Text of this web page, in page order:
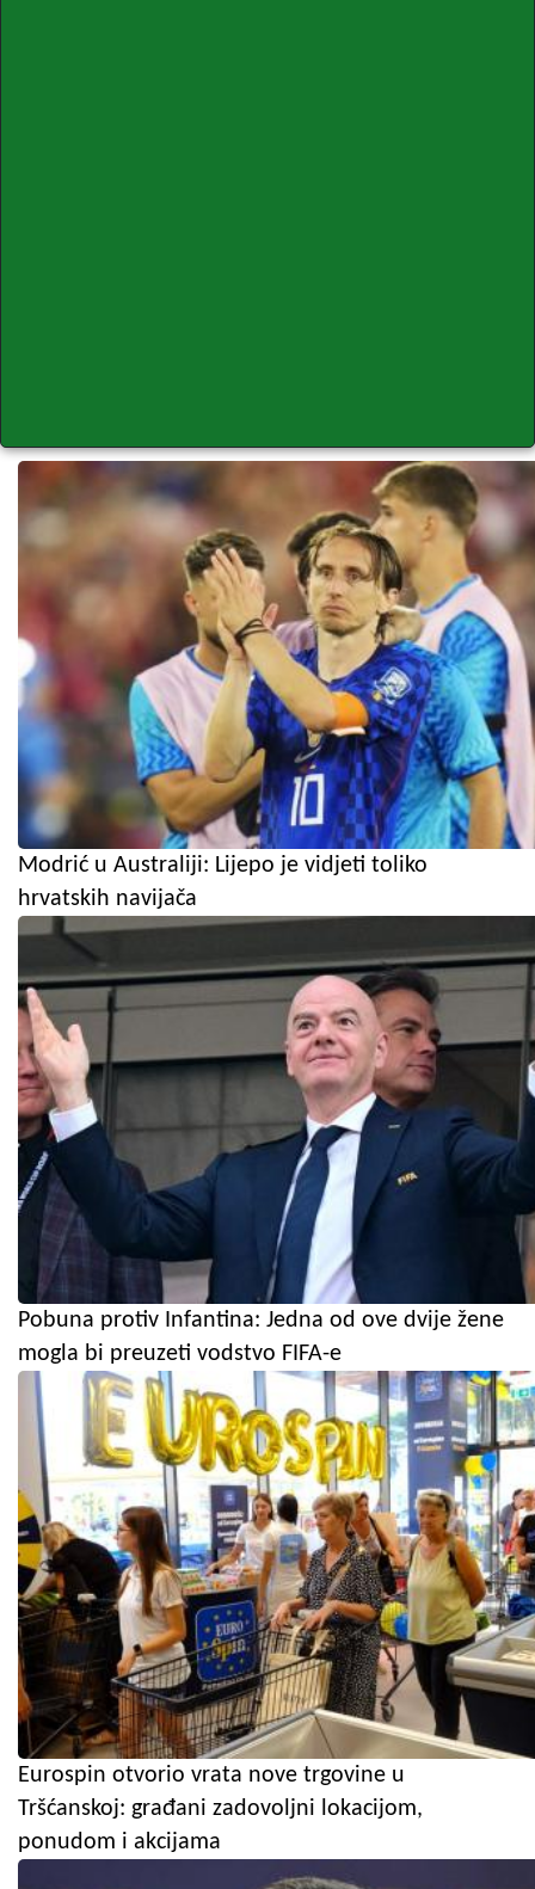
Modrić u Australiji: Lijepo je vidjeti toliko
hrvatskih navijača
Pobuna protiv Infantina: Jedna od ove dvije žene
mogla bi preuzeti vodstvo FIFA-e
Eurospin otvorio vrata nove trgovine u
Tršćanskoj: građani zadovoljni lokacijom,
ponudom i akcijama